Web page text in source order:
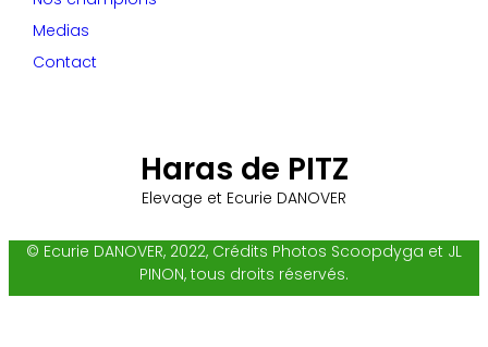
Haras de PITZ
Elevage et Ecurie DANOVER
Medias
Contact
© Ecurie DANOVER, 2022, Crédits Photos Scoopdyga et JL
PINON, tous droits réservés.